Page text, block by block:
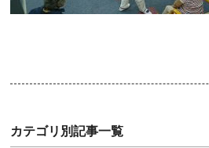
カテゴリ別記事一覧